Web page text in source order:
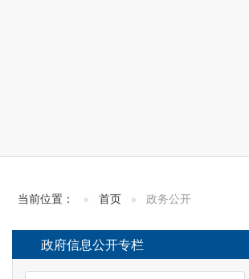
当前位置： 首页 政务公开
政府信息公开专栏